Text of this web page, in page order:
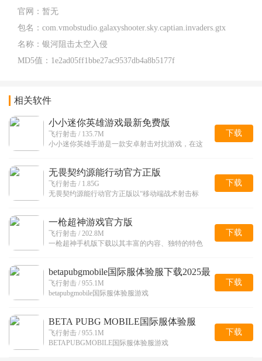
官网： 暂无
包名： com.vmobstudio.galaxyshooter.sky.captian.invaders.gtx
名称： 银河阻击太空入侵
MD5值： 1e2ad05ff1bbe27ac9537db4a8b5177f
相关软件
小小迷你英雄游戏最新免费版
飞行射击 / 135.7M
小小迷你英雄手游是一款安卓射击对抗游戏，在这
下载
无畏契约源能行动官方正版
飞行射击 / 1.85G
无畏契约源能行动官方正版以“移动端战术射击标
下载
一枪超神游戏官方版
飞行射击 / 202.8M
一枪超神手机版下载以其丰富的内容、独特的特色
下载
betapubgmobile国际服体验服下载2025最
新版
飞行射击 / 955.1M
betapubgmobile国际服体验服游戏
下载
BETA PUBG MOBILE国际服体验服
飞行射击 / 955.1M
BETAPUBGMOBILE国际服体验服游戏
下载